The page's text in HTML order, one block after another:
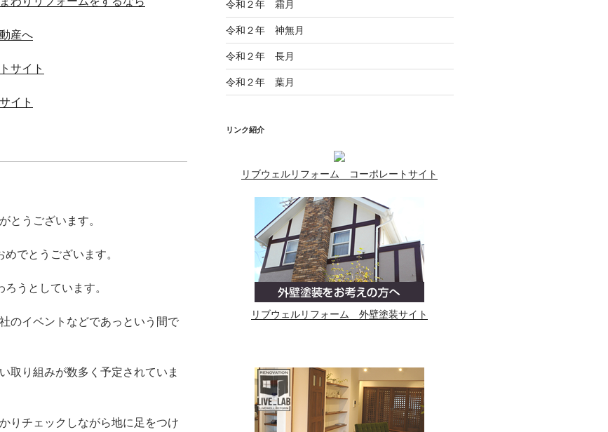
産へ
サイト
イト
とうございます。
でとうございます。
うとしています。
のイベントなどであっという間で
取り組みが数多く予定されていま
りチェックしながら地に足をつけ
令和２年 霜月
令和２年 神無月
令和２年 長月
令和２年 葉月
リンク紹介
リブウェルリフォーム コーポレートサイト
リブウェルリフォーム 外壁塗装サイト